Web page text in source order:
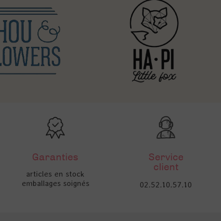
Garanties
articles en stock
emballages soignés
Service
client
02.52.10.57.10